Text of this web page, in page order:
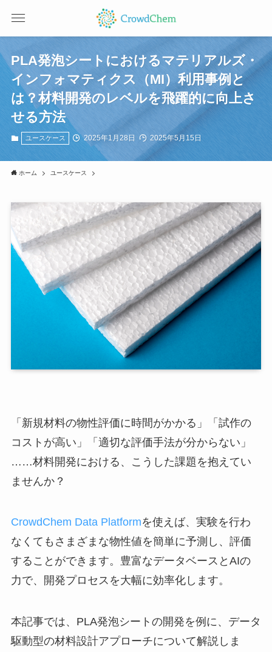
PLA発泡シートにおけるマテリアルズ・
インフォマティクス（MI）利用事例と
は？材料開発のレベルを飛躍的に向上さ
せる方法
ユースケース 2025年1月28日 2025年5月15日
ホーム ユースケース
「新規材料の物性評価に時間がかかる」「試作の
コストが高い」「適切な評価手法が分からない」
……材料開発における、こうした課題を抱えてい
ませんか？
CrowdChem Data Platformを使えば、実験を行わ
なくてもさまざまな物性値を簡単に予測し、評価
することができます。豊富なデータベースとAIの
力で、開発プロセスを大幅に効率化します。
本記事では、PLA発泡シートの開発を例に、データ
駆動型の材料設計アプローチについて解説しま